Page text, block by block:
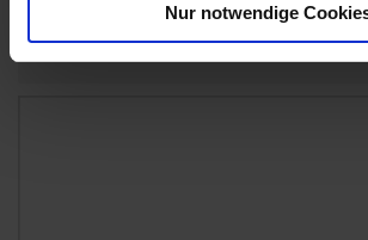
Nur notwendige
Artikel-Nr.: 540181-00-cfg